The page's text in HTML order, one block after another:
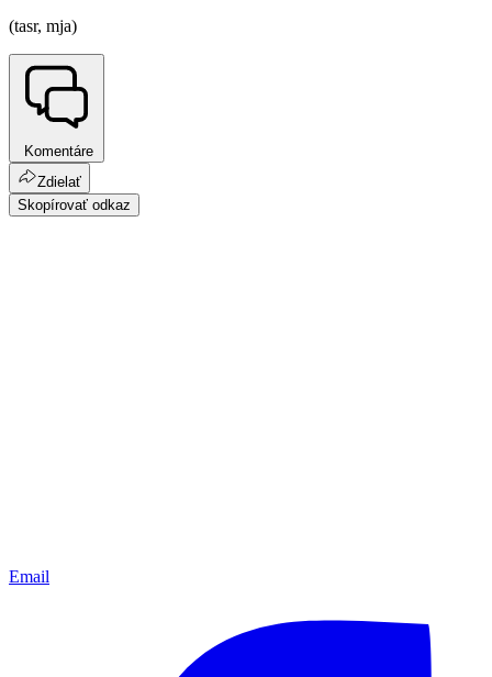
(tasr, mja)
Komentáre
Zdielať
Skopírovať odkaz
Email